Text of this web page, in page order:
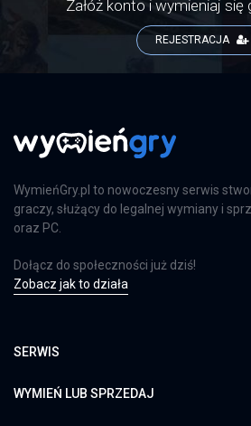
Załóż konto i wymieniaj się
REJESTRACJA
WymieńGry.pl to nowoczesny serwis
graczy, służący do legalnej wymiany i
oraz PC.
Dołącz do społeczności już dziś!
Zobacz jak to działa
SERWIS
WYMIEŃ LUB SPRZEDAJ